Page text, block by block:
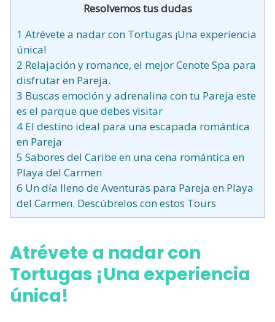
Resolvemos tus dudas
1 Atrévete a nadar con Tortugas ¡Una experiencia
única!
2 Relajación y romance, el mejor Cenote Spa para
disfrutar en Pareja.
3 Buscas emoción y adrenalina con tu Pareja este
es el parque que debes visitar
4 El destino ideal para una escapada romántica
en Pareja
5 Sabores del Caribe en una cena romántica en
Playa del Carmen
6 Un día lleno de Aventuras para Pareja en Playa
del Carmen. Descúbrelos con estos Tours
Atrévete a nadar con
Tortugas ¡Una experiencia
única!